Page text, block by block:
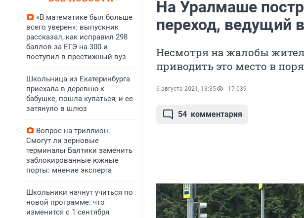
«В математике был больше
всего уверен»: выпускник
рассказал, как исправил 298
баллов за ЕГЭ на 300 и
поступил в престижный вуз
Школьница из Екатеринбурга
приехала в деревню к
бабушке, пошла купаться, и ее
затянуло в шлюз
Вопрос на триллион.
Смогут ли зерновые
терминалы Балтики заменить
заблокированные южные
порты: мнение эксперта
Школьники начнут учиться по
новой программе: что
изменится с 1 сентября
На Уралмаше
переход, ведущий
Несмотря на жалобы
приводить это место в
6 августа 2021, 13:35 17 039
54 комментария